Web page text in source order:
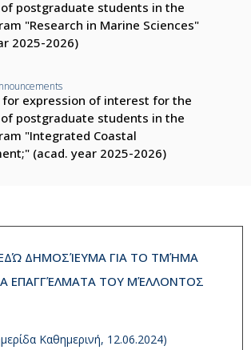
postgraduate students in the
"Research in Marine Sciences"
2025-2026)
expression of interest for the
postgraduate students in the
"Integrated Coastal
(acad. year 2025-2026)
ΕΔΏ ΔΗΜΟΣΊΕΥΜΑ ΓΙΑ ΤΟ ΤΜΉΜΑ
ΕΠΑΓΓΈΛΜΑΤΑ ΤΟΥ ΜΈΛΛΟΝΤΟΣ
Καθημερινή, 12.06.2024)